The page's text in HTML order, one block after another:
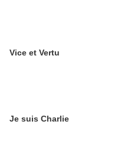
Vice et Vertu
Je suis Charlie